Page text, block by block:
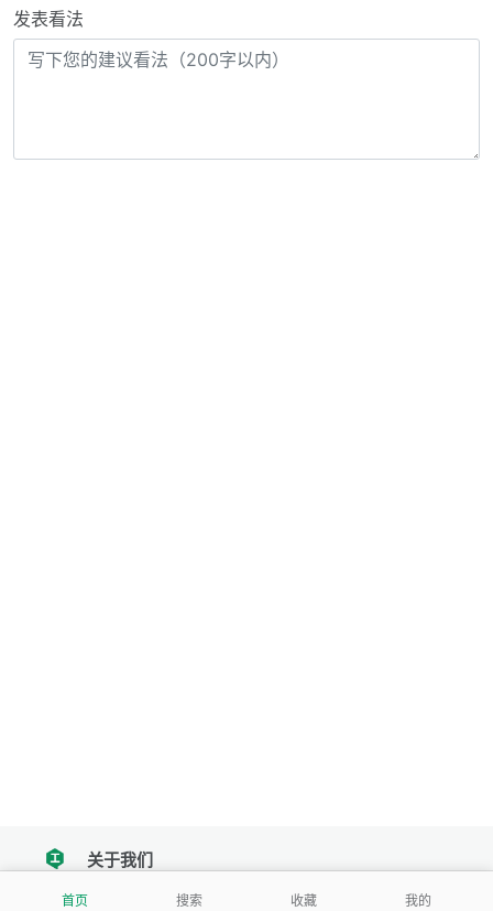
发表看法
首页 搜索 收藏 我的
tencent关于我们
我们努力把每一个工具做成批量处理的产品